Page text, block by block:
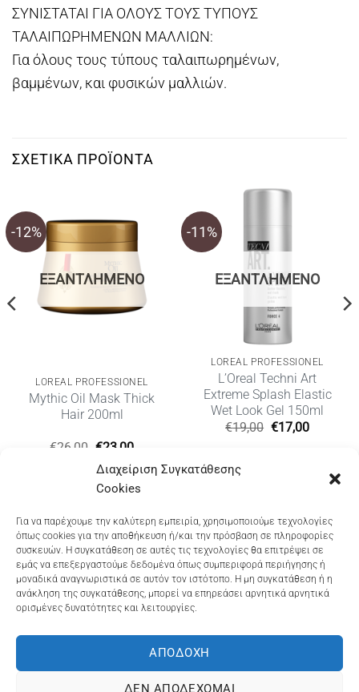
Διαχείριση Συγκατάθεσης
Cookies
Για να παρέχουμε την καλύτερη εμπειρία, χρησιμοποιούμε τεχνολογίες
όπως cookies για την αποθήκευση ή/και την πρόσβαση σε πληροφορίες
συσκευών. Η συγκατάθεση σε αυτές τις τεχνολογίες θα επιτρέψει σε
εμάς να επεξεργαστούμε δεδομένα όπως συμπεριφορά περιήγησης ή
μοναδικά αναγνωριστικά σε αυτόν τον ιστότοπο. Η μη συγκατάθεση ή η
ανάκληση της συγκατάθεσης, μπορεί να επηρεάσει αρνητικά αρνητικά
ορισμένες δυνατότητες και λειτουργίες.
ΑΠΟΔΟΧΉ
ΣΥΝΙΣΤΑΤΑΙ ΓΙΑ ΟΛΟΥΣ ΤΟΥΣ ΤΥΠΟΥΣ
ΤΑΛΑΙΠΩΡΗΜΕΝΩΝ ΜΑΛΛΙΩΝ:
Για όλους τους τύπους ταλαιπωρημένων,
βαμμένων, και φυσικών μαλλιών.
ΣΧΕΤΙΚΆ ΠΡΟΪΌΝΤΑ
-12%
ΕΞΑΝΤΛΗΜΈΝΟ
LOREAL PROFESSIONEL
Mythic Oil Mask Thick
Hair 200ml
€26,00 Original
was:
€26,00.
€23,00Η
τιμή
είναι:
€23,00.
-11%
ΕΞΑΝΤΛΗΜΈΝΟ
LOREAL PROFESSIONEL
L’Oreal Techni Art
Extreme Splash Elastic
Wet Look Gel 150ml
€19,00 Original
price
€17,00Η
€17,00.
Dioni Hair Care, Ζυμβρακάκηδων 33, τηλ 28210
91906
Dioni Hair Spa, Κ. Σφακιανάκη 5, τηλ 28210 94712
On
Delivery
ΤΡΟΠΟΙ ΠΛΗΡΩΜΗΣ
ΠΟΛΙΤΙΚΉ ΕΠΙΣΤΡΟΦΏΝ
ΠΟΛΙΤΙΚΉ ΑΠΟΡΡΉΤΟΥ – COOKIES (ΕΕ)